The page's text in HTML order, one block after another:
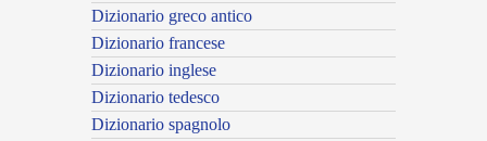
Dizionario greco antico
Dizionario francese
Dizionario inglese
Dizionario tedesco
Dizionario spagnolo